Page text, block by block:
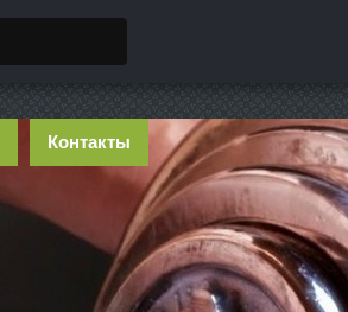
Контакты